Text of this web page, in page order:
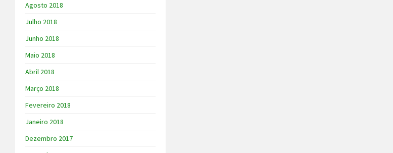
Agosto 2018
Julho 2018
Junho 2018
Maio 2018
Abril 2018
Março 2018
Fevereiro 2018
Janeiro 2018
Dezembro 2017